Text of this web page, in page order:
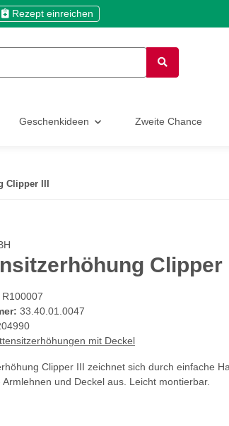
Rezept einreichen
Geschenkideen Zweite Chance
Clipper III
Clipper
R100007
33.40.01.0047
mit Deckel
Clipper III zeichnet sich durch einfache
und Deckel aus. Leicht montierbar.